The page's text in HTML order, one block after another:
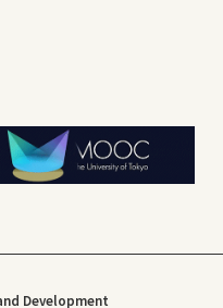
Development